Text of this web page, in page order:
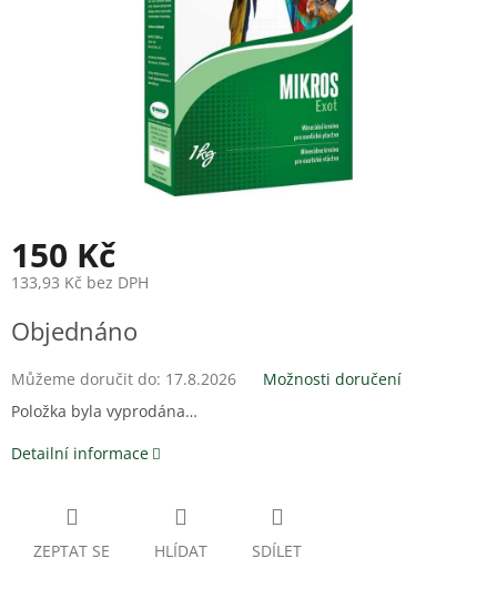
150 Kč
133,93 Kč bez DPH
cena:
Objednáno
Můžeme doručit do: 17.8.2026
Možnosti doručení
Položka byla vyprodána…
Detailní informace
ZEPTAT SE HLÍDAT SDÍLET